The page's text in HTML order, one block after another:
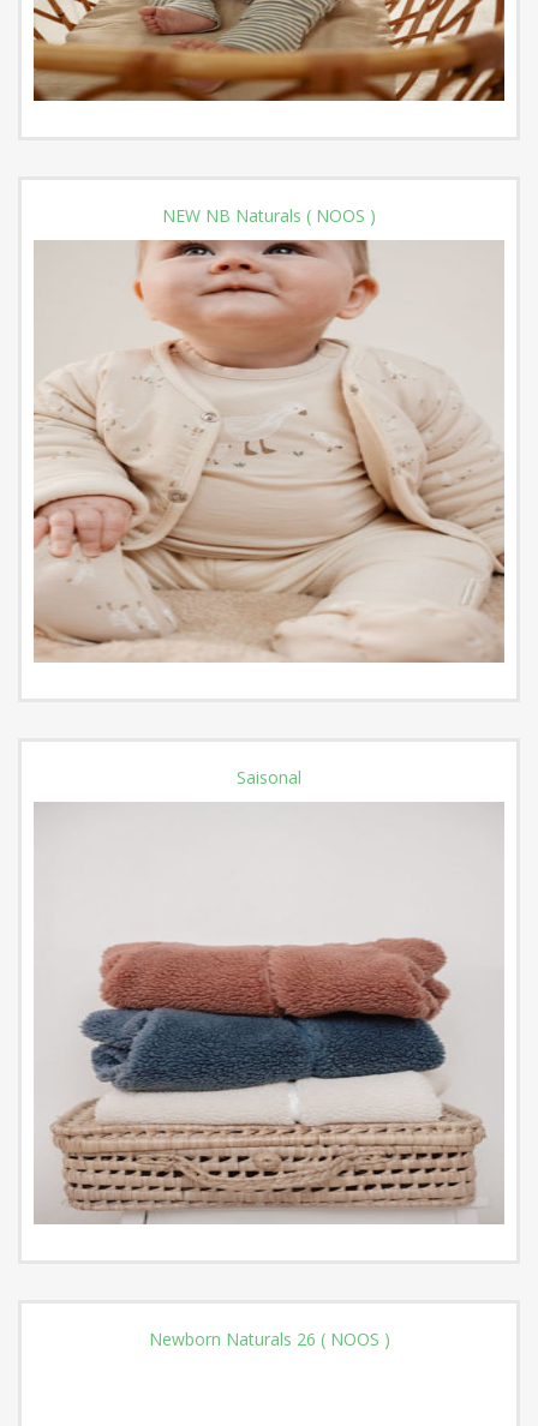
NEW NB Naturals ( NOOS )
Saisonal
Newborn Naturals 26 ( NOOS )